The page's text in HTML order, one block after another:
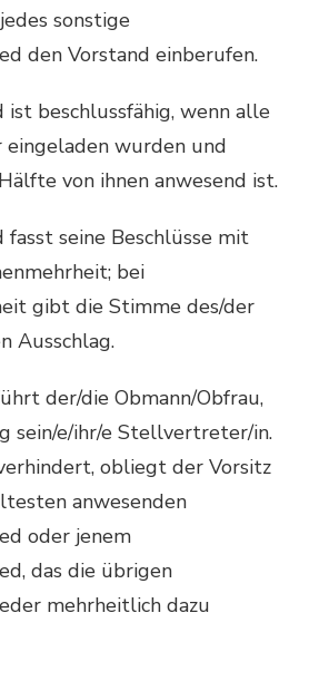
sonstige
den Vorstand einberufen.
ist beschlussfähig, wenn alle
wurden und
von ihnen anwesend ist.
fasst seine Beschlüsse mit
bei
gibt die Stimme des/der
Ausschlag.
der/die Obmann/Obfrau,
sein/e/ihr/e Stellvertreter/in.
obliegt der Vorsitz
anwesenden
oder jenem
das die übrigen
mehrheitlich dazu